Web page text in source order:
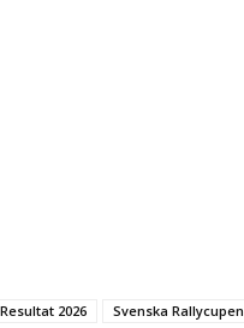
Resultat 2026 Svenska Rallycupen